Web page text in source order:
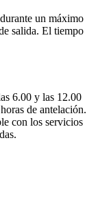
un máximo
salida. El tiempo
6.00 y las 12.00
de antelación.
con los servicios